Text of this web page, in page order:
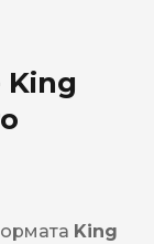
King
King